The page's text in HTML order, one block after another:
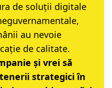
de soluții digitale
au nevoie
de calitate.
și vrei să
strategici în